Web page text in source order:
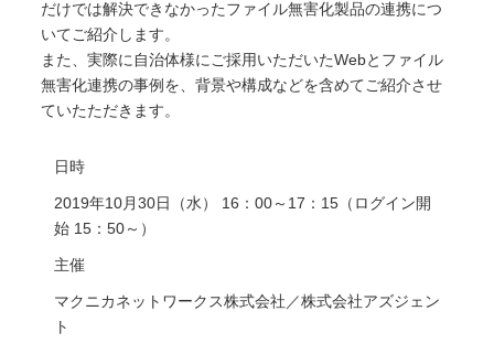
だけでは解決できなかったファイル無害化製品の連携につ
いてご紹介します。
また、実際に自治体様にご採用いただいたWebとファイル
無害化連携の事例を、背景や構成などを含めてご紹介させ
ていたただきます。
日時
2019年10月30日（水） 16：00～17：15（ログイン開
始 15：50～）
主催
マクニカネットワークス株式会社／株式会社アズジェン
ト